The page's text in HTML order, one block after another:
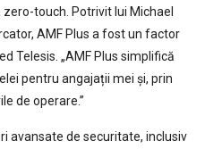
touch. Potrivit lui Michael
AMF Plus a fost un factor
Telesis. „AMF Plus simplifică
pentru angajații mei și, prin
de operare.”
avansate de securitate, inclusiv